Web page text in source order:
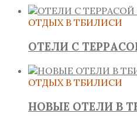
ОТДЫХ В ТБИЛИСИ
ОТЕЛИ С
ОТДЫХ В ТБИЛИСИ
НОВЫЕ ОТЕЛИ В